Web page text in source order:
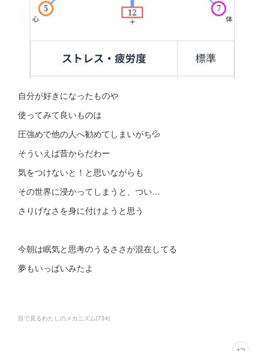
自分が好きになったものや
使ってみて良いものは
圧強めで他の人へ勧めてしまいがち💦
そういえば昔からだわー
気をつけないと！と思いながらも
その世界に浸かってしまうと、つい…
さりげなさを身に付けようと思う
今朝は眠気と思考のうるささが混在してる
夢もいっぱいみたよ
目で見るわたしのメカニズム(734)